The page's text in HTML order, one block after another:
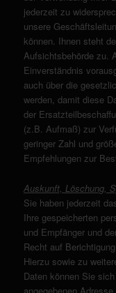
jederzeit zu
unsere
können. Ihnen steht
Aufsichtsbehörde zu.
Einverständnis
auch über die
werden, damit diese
der
(z.B. Aufmaß) zur
geringer Zahl und
Empfehlungen zur
Auskunft, Löschung,
Sie haben jederzeit
Ihre gespeicherten
und Empfänger und
Recht auf
Hierzu sowie zu
Daten können Sie
angegebenen Adresse